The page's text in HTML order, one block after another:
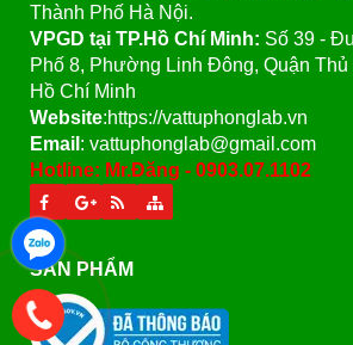
Thành Phố Hà Nội.
VPGD tại TP.Hồ Chí Minh: Số 39 -
Phố 8, Phường Linh Đông, Quận
Hồ Chí Minh
Website:https://vattuphonglab.vn
Email : vattuphonglab@gmail.com
Hotline: Mr.Đăng - 0903.07.1102
SẢN PHẨM